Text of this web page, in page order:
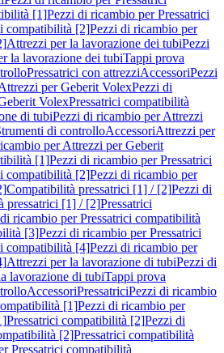
[1]Pezzi di ricambio per Pressatrici
compatibilità [2]Pezzi di ricambio per
Attrezzi per la lavorazione dei tubiPezzi
la lavorazione dei tubiTappi prova
Pressatrici con attrezziAccessoriPezzi
per Geberit VolexPezzi di
VolexPressatrici compatibilità
di tubiPezzi di ricambio per Attrezzi
di controlloAccessoriAttrezzi per
per Attrezzi per Geberit
[1]Pezzi di ricambio per Pressatrici
compatibilità [2]Pezzi di ricambio per
Compatibilità pressatrici [1] / [2]Pezzi di
pressatrici [1] / [2]Pressatrici
ricambio per Pressatrici compatibilità
[3]Pezzi di ricambio per Pressatrici
compatibilità [4]Pezzi di ricambio per
Attrezzi per la lavorazione di tubiPezzi di
lavorazione di tubiTappi prova
AccessoriPressatriciPezzi di ricambio
[1]Pezzi di ricambio per
Pressatrici compatibilità [2]Pezzi di
[2]Pressatrici compatibilità
Pressatrici compatibilità